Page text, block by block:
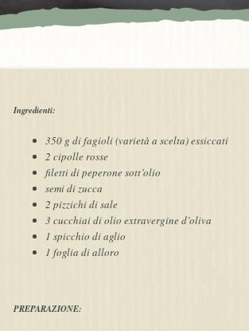
Ingredienti:
350 g di fagioli (varietà a scelta) essiccati
2 cipolle rosse
filetti di peperone sott’olio
semi di zucca
2 pizzichi di sale
3 cucchiai di olio extravergine d’oliva
1 spicchio di aglio
1 foglia di alloro
PREPARAZIONE: